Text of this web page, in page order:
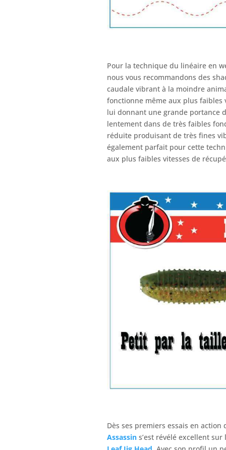
Pour la technique du linéaire en
nous vous recommandons des
caudale vibrant à la moindre
fonctionne même aux plus faibles
lui donnant une grande portance
lentement dans de très faibles
réduite produisant de très fines
également parfait pour cette
aux plus faibles vitesses de
Dès ses premiers essais en
Assassins’est révélé excellent